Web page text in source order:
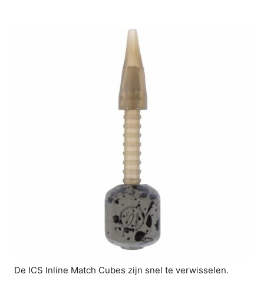
De ICS Inline Match Cubes zijn snel te verwisselen.